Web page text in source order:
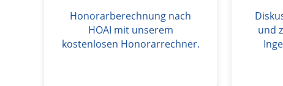
Honorarberechnung nach
HOAI mit unserem
kostenlosen Honorarrechner.
und